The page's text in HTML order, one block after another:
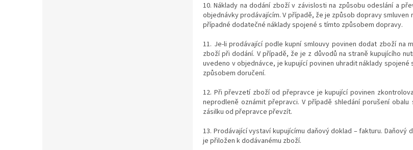
10. Náklady na dodání zboží v závislosti na způsobu odeslání a
objednávky prodávajícím. V případě, že je způsob dopravy
případné dodatečné náklady spojené s tímto způsobem dopravy.
11. Je-li prodávající podle kupní smlouvy povinen dodat zboží
zboží při dodání. V případě, že je z důvodů na straně kupujícího
uvedeno v objednávce, je kupující povinen uhradit náklady
způsobem doručení.
12. Při převzetí zboží od přepravce je kupující povinen
neprodleně oznámit přepravci. V případě shledání porušení
zásilku od přepravce převzít.
13. Prodávající vystaví kupujícímu daňový doklad – fakturu.
je přiložen k dodávanému zboží.